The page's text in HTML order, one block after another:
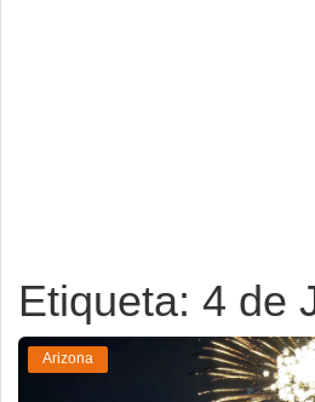
Edición Impresa
Etiqueta: 4 de
Arizona